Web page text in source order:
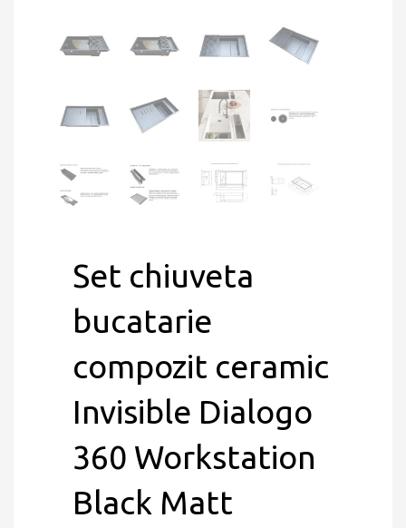
Set chiuveta
bucatarie
compozit ceramic
Invisible Dialogo
360 Workstation
Black Matt